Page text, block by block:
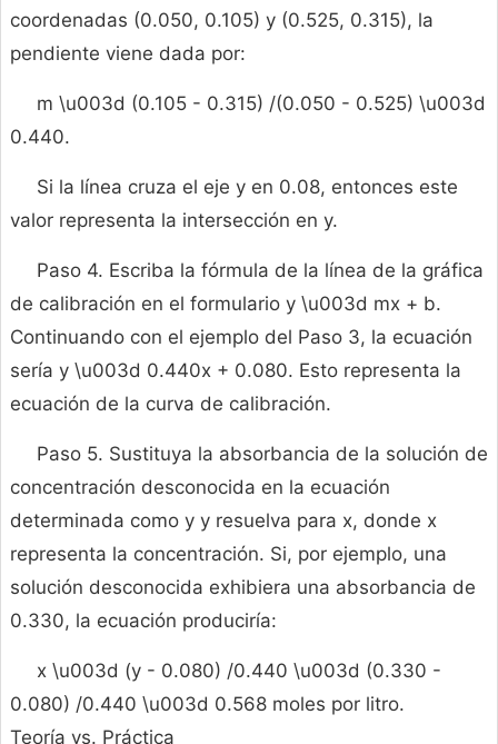
coordenadas (0.050, 0.105) y (0.525, 0.315), la
pendiente viene dada por:
m \u003d (0.105 - 0.315) /(0.050 - 0.525) \u003d
0.440.
Si la línea cruza el eje y en 0.08, entonces este
valor representa la intersección en y.
Paso 4. Escriba la fórmula de la línea de la gráfica
de calibración en el formulario y \u003d mx + b.
Continuando con el ejemplo del Paso 3, la ecuación
sería y \u003d 0.440x + 0.080. Esto representa la
ecuación de la curva de calibración.
Paso 5. Sustituya la absorbancia de la solución de
concentración desconocida en la ecuación
determinada como y y resuelva para x, donde x
representa la concentración. Si, por ejemplo, una
solución desconocida exhibiera una absorbancia de
0.330, la ecuación produciría:
x \u003d (y - 0.080) /0.440 \u003d (0.330 -
0.080) /0.440 \u003d 0.568 moles por litro.
Teoría vs. Práctica